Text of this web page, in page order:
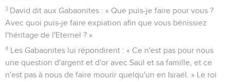
3 David dit aux Gabaonites : « Que puis-je faire pour vous ?
Avec quoi puis-je faire expiation afin que vous bénissiez
l'héritage de l'Eternel ? »
4 Les Gabaonites lui répondirent : « Ce n'est pas pour nous
une question d'argent et d'or avec Saül et sa famille, et ce
n'est pas à nous de faire mourir quelqu'un en Israël. » Le roi